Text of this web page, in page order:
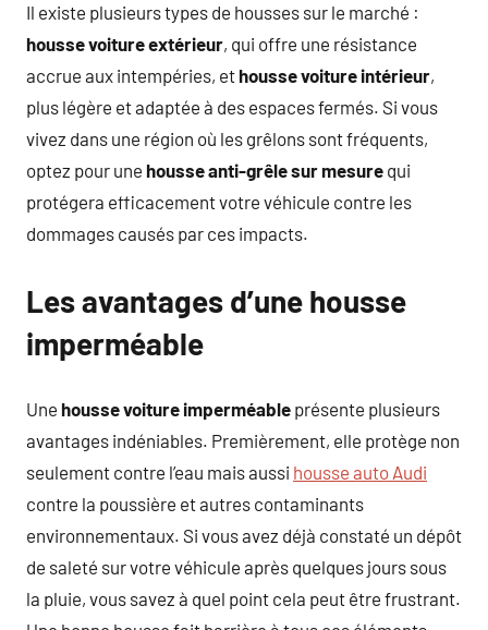
Il existe plusieurs types de housses sur le marché :
housse voiture extérieur, qui offre une résistance
accrue aux intempéries, ethousse voiture intérieur,
plus légère et adaptée à des espaces fermés. Si vous
vivez dans une région où les grêlons sont fréquents,
optez pour une housse anti-grêle sur mesure qui
protégera efficacement votre véhicule contre les
dommages causés par ces impacts.
Les avantages d’une housse
imperméable
Une housse voiture imperméable présente plusieurs
avantages indéniables. Premièrement, elle protège non
seulement contre l’eau mais aussi housse auto Audi
contre la poussière et autres contaminants
environnementaux. Si vous avez déjà constaté un dépôt
de saleté sur votre véhicule après quelques jours sous
la pluie, vous savez à quel point cela peut être frustrant.